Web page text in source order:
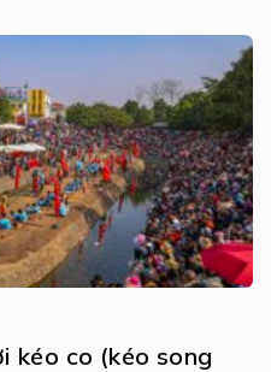
kéo co (kéo song